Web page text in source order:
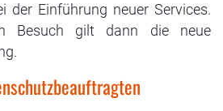
der Einführung neuer Services.
Besuch gilt dann die neue